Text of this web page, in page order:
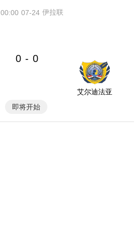
07-24
00:00 伊拉联
0 - 0
艾尔迪法亚
即将开始